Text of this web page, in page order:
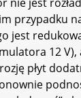
przypadku
jest
12
płyt